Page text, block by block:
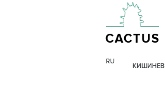
CACTUS
RU
КИШИНЕВ